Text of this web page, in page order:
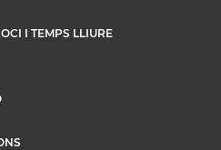
I TEMPS LLIURE